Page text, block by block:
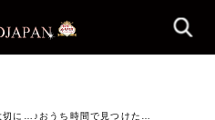
切に…♪おうち時間で見つけた…